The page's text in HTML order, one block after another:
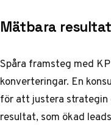
Mätbara
Spåra framsteg med
konverteringar. En
för att justera strategin
resultat, som ökad